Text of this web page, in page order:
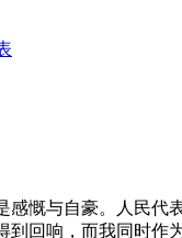
与自豪。人民代
回响，而我同时